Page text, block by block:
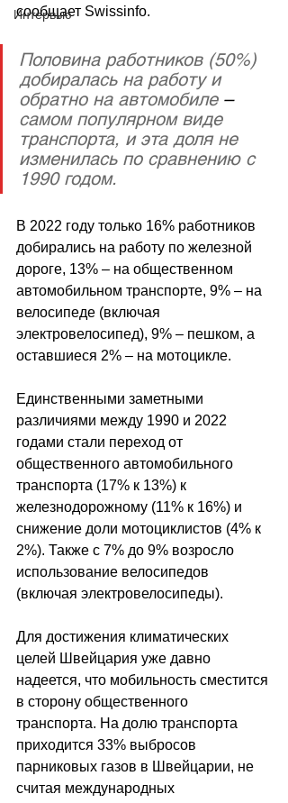
Интервью
сообщает Swissinfo.
Половина работников (50%)
добиралась на работу и
обратно на автомобиле –
самом популярном виде
транспорта, и эта доля не
изменилась по сравнению с
1990 годом.
В 2022 году только 16% работников
добирались на работу по железной
дороге, 13% – на общественном
автомобильном транспорте, 9% – на
велосипеде (включая
электровелосипед), 9% – пешком, а
оставшиеся 2% – на мотоцикле.
Единственными заметными
различиями между 1990 и 2022
годами стали переход от
общественного автомобильного
транспорта (17% к 13%) к
железнодорожному (11% к 16%) и
снижение доли мотоциклистов (4% к
2%). Также с 7% до 9% возросло
использование велосипедов
(включая электровелосипеды).
Для достижения климатических
целей Швейцария уже давно
надеется, что мобильность сместится
в сторону общественного
транспорта. На долю транспорта
приходится 33% выбросов
парниковых газов в Швейцарии, не
считая международных